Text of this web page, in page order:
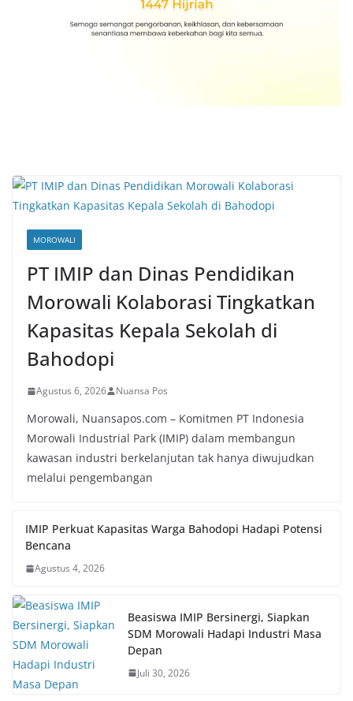
MOROWALI
PT IMIP dan Dinas Pendidikan
Morowali Kolaborasi Tingkatkan
Kapasitas Kepala Sekolah di
Bahodopi
Agustus 6, 2026 Nuansa Pos
Morowali, Nuansapos.com – Komitmen PT Indonesia
Morowali Industrial Park (IMIP) dalam membangun
kawasan industri berkelanjutan tak hanya diwujudkan
melalui pengembangan
IMIP Perkuat Kapasitas Warga Bahodopi Hadapi Potensi
Bencana
Agustus 4, 2026
Beasiswa IMIP Bersinergi, Siapkan
SDM Morowali Hadapi Industri Masa
Depan
Juli 30, 2026